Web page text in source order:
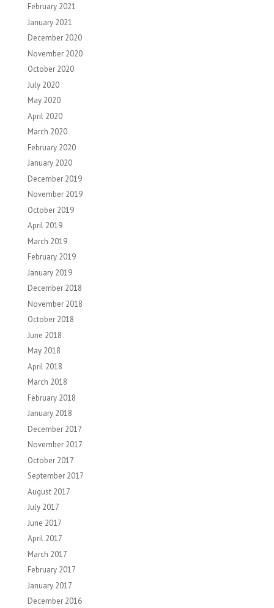
February 2021
January 2021
December 2020
November 2020
October 2020
July 2020
May 2020
April 2020
March 2020
February 2020
January 2020
December 2019
November 2019
October 2019
April 2019
March 2019
February 2019
January 2019
December 2018
November 2018
October 2018
June 2018
May 2018
April 2018
March 2018
February 2018
January 2018
December 2017
November 2017
October 2017
September 2017
August 2017
July 2017
June 2017
April 2017
March 2017
February 2017
January 2017
December 2016